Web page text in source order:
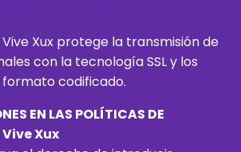
Xux protege la transmisión de
con la tecnología SSL y los
codificado.
EN LAS POLÍTICAS DE
Vive Xux